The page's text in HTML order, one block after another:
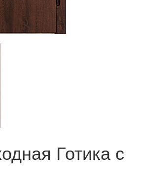
Готика с